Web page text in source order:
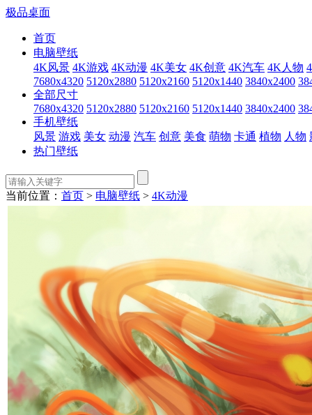
极品桌面
首页
电脑壁纸
4K风景 4K游戏 4K动漫 4K美女 4K创意 4K汽车 4K人物
7680x4320 5120x2880 5120x2160 5120x1440 3840x2400
全部尺寸
7680x4320 5120x2880 5120x2160 5120x1440 3840x2400
手机壁纸
风景 游戏 美女 动漫 汽车 创意 美食 萌物 卡通 植物 人物
热门壁纸
当前位置： 首页 > 电脑壁纸 > 4K动漫